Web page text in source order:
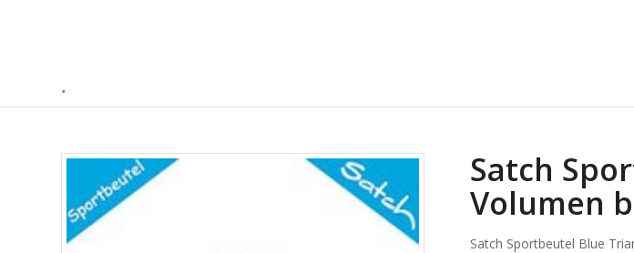
Satch
Volumen
Satch Sportbeutel Blue